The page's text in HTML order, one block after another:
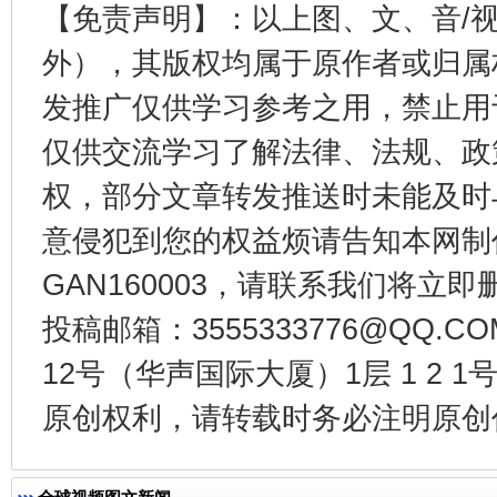
【免责声明】：以上图、文、音/
外），其版权均属于原作者或归
发推广仅供学习参考之用，禁止
仅供交流学习了解法律、法规、
权，部分文章转发推送时未能及
意侵犯到您的权益烦请告知本网
GAN160003，请联系我们将立即
投稿邮箱：
12号（华声国际大厦）1层 1 2 1
原创权利，请转载时务必注明原
东山县通报“牛蛙产品抗生素超标问题” 法